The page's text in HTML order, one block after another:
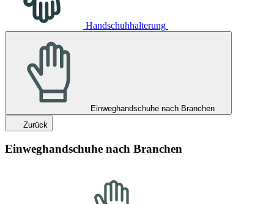
Handschuhhalterung
Einweghandschuhe nach Branchen
Zurück
Einweghandschuhe nach Branchen